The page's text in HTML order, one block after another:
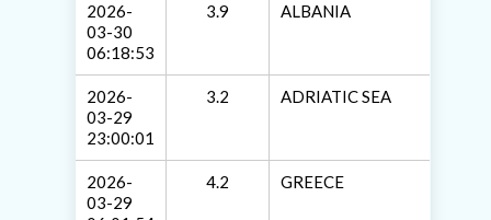
2026-
03-30
06:18:53
3.9 ALBANIA
2026-
03-29
23:00:01
3.2 ADRIATIC SEA
2026-
03-29
4.2 GREECE